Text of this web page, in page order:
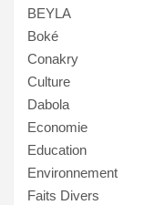
BEYLA
Boké
Conakry
Culture
Dabola
Economie
Education
Environnement
Faits Divers